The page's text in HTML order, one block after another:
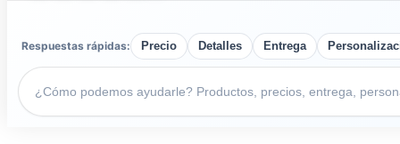
Respuestas rápidas: Precio Detalles Entrega